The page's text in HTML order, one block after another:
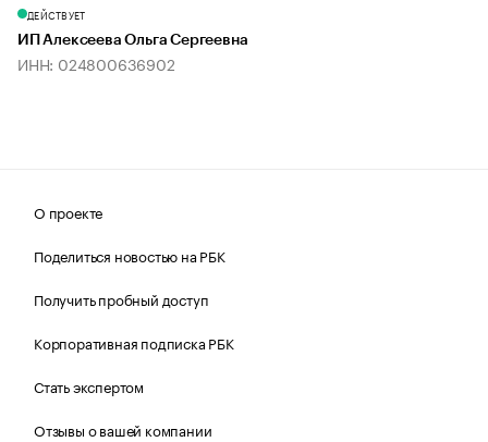
ДЕЙСТВУЕТ
ИП Алексеева Ольга Сергеевна
ИНН: 024800636902
О проекте
Поделиться новостью на РБК
Получить пробный доступ
Корпоративная подписка РБК
Стать экспертом
Отзывы о вашей компании